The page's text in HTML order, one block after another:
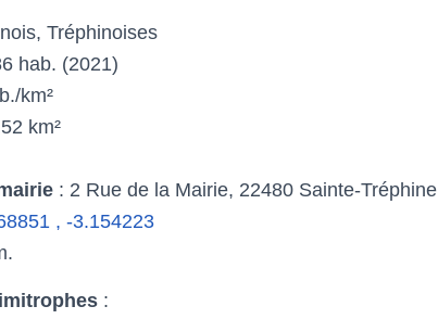
Tréphinoises
hab. (2021)
km²
km²
: 2 Rue de la Mairie, 22480 Sainte-Tréphine
, -3.154223
: